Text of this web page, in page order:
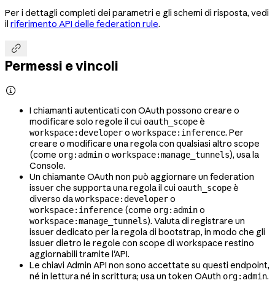
Per i dettagli completi dei parametri e gli schemi di risposta, vedi
il riferimento API delle federation rule.

Permessi e vincoli

I chiamanti autenticati con OAuth possono creare o
modificare solo regole il cui oauth_scopeè
workspace:developero workspace:inference. Per
creare o modificare una regola con qualsiasi altro scope
(come org:admino workspace:manage_tunnels), usa la
Console.
Un chiamante OAuth non può aggiornare un federation
issuer che supporta una regola il cui oauth_scopeè
diverso daworkspace:developero
workspace:inference (come org:admino
workspace:manage_tunnels). Valuta di registrare un
issuer dedicato per la regola di bootstrap, in modo che gli
issuer dietro le regole con scope di workspace restino
aggiornabili tramite l'API.
Le chiavi Admin API non sono accettate su questi endpoint,
né in lettura né in scrittura; usa un token OAuth org:admin.